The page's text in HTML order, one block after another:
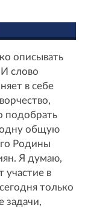
описывать
слово
в себе
подобрать
одну общую
Родины
Я думаю,
участие в
только
задачи,